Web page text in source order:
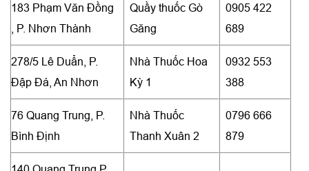
183 Phạm Văn Đồng
, P. Nhơn Thành
Quầy thuốc Gò
Găng
0905 422
689
278/5 Lê Duẩn, P.
Đập Đá, An Nhơn
Nhà Thuốc Hoa
Kỳ 1
0932 553
388
76 Quang Trung, P.
Bình Định
Nhà Thuốc
Thanh Xuân 2
0796 666
879